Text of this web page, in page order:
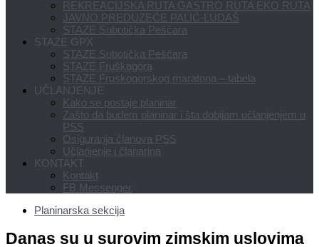
REKREACIJSKA RUTA GASTRO RUTA EKO RUTA
JAVNO PREDUZEĆE PALIĆ-LUDAŠ
STAZE Subotička Peščara
STAZE GPX
STAZE Subotička Peščara
STAZE Fruškagora
STAZE Fruskogorskog maratona – tabela
UČLANJENJE
Kako se postaje planinar
Zašto da budem planinar i šta dobijam učlanjenjem u
PSS
Osiguranja članova PSS
Učlanjenje i članarina
KONTAKT
Kontakt
FB Messenger
Planinarska sekcija
Danas su u surovim zimskim uslovima